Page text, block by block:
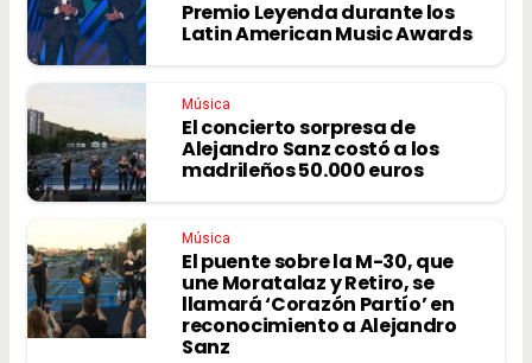
Premio Leyenda durante los
Latin American Music Awards
Música
El concierto sorpresa de
Alejandro Sanz costó a los
madrileños 50.000 euros
Música
El puente sobre la M-30, que
une Moratalaz y Retiro, se
llamará ‘Corazón Partío’ en
reconocimiento a Alejandro
Sanz